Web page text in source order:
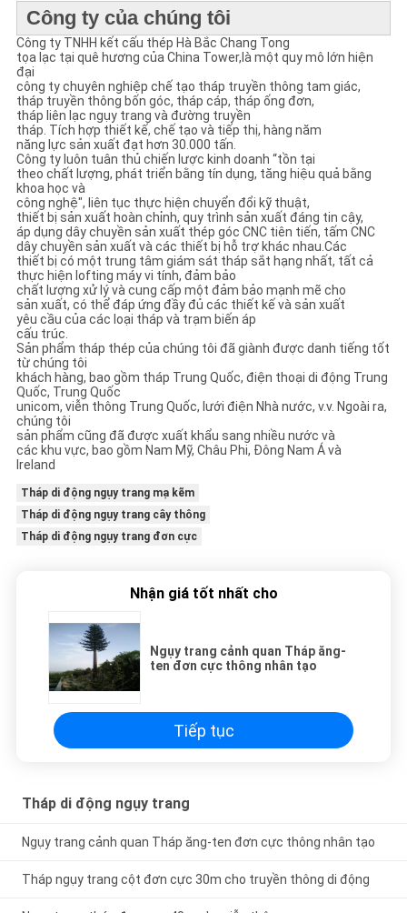
Công ty của chúng tôi
Công ty TNHH kết cấu thép Hà Bắc Chang Tong
tọa lạc tại quê hương của China Tower, là một quy mô lớn hiện
đại
công ty chuyên nghiệp chế tạo tháp truyền thông tam giác,
tháp truyền thông bốn góc, tháp cáp, tháp ống đơn,
tháp liên lạc ngụy trang và đường truyền
tháp. Tích hợp thiết kế, chế tạo và tiếp thị, hàng năm
năng lực sản xuất đạt hơn 30.000 tấn.
Công ty luôn tuân thủ chiến lược kinh doanh “tồn tại
theo chất lượng, phát triển bằng tín dụng, tăng hiệu quả bằng
khoa học và
công nghệ", liên tục thực hiện chuyển đổi kỹ thuật,
thiết bị sản xuất hoàn chỉnh, quy trình sản xuất đáng tin cậy,
áp dụng dây chuyền sản xuất thép góc CNC tiên tiến, tấm CNC
dây chuyền sản xuất và các thiết bị hỗ trợ khác nhau.Các
thiết bị có một trung tâm giám sát tháp sắt hạng nhất, tất cả
thực hiện lofting máy vi tính, đảm bảo
chất lượng xử lý và cung cấp một đảm bảo mạnh mẽ cho
sản xuất, có thể đáp ứng đầy đủ các thiết kế và sản xuất
yêu cầu của các loại tháp và trạm biến áp
cấu trúc.
Sản phẩm tháp thép của chúng tôi đã giành được danh tiếng tốt
từ chúng tôi
khách hàng, bao gồm tháp Trung Quốc, điện thoại di động Trung
Quốc, Trung Quốc
unicom, viễn thông Trung Quốc, lưới điện Nhà nước, v.v. Ngoài ra,
chúng tôi
sản phẩm cũng đã được xuất khẩu sang nhiều nước và
các khu vực, bao gồm Nam Mỹ, Châu Phi, Đông Nam Á và
Ireland
Tháp di động ngụy trang mạ kẽm
Tháp di động ngụy trang cây thông
Tháp di động ngụy trang đơn cực
Nhận giá tốt nhất cho
Ngụy trang cảnh quan Tháp ăng-
ten đơn cực thông nhân tạo
Tiếp tục
Tháp di động ngụy trang
Ngụy trang cảnh quan Tháp ăng-ten đơn cực thông nhân tạo
Tháp ngụy trang cột đơn cực 30m cho truyền thông di động